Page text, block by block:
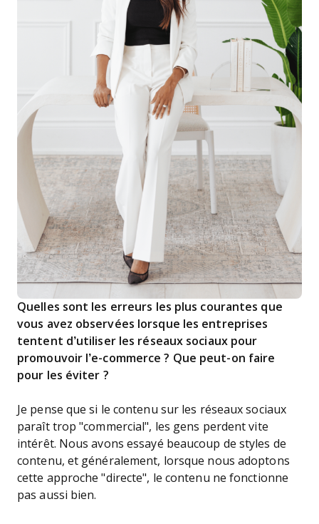
Quelles sont les erreurs les plus courantes que
vous avez observées lorsque les entreprises
tentent d’utiliser les réseaux sociaux pour
promouvoir l’e-commerce ? Que peut-on faire
pour les éviter ?
Je pense que si le contenu sur les réseaux sociaux
paraît trop "commercial", les gens perdent vite
intérêt. Nous avons essayé beaucoup de styles de
contenu, et généralement, lorsque nous adoptons
cette approche "directe", le contenu ne fonctionne
pas aussi bien.